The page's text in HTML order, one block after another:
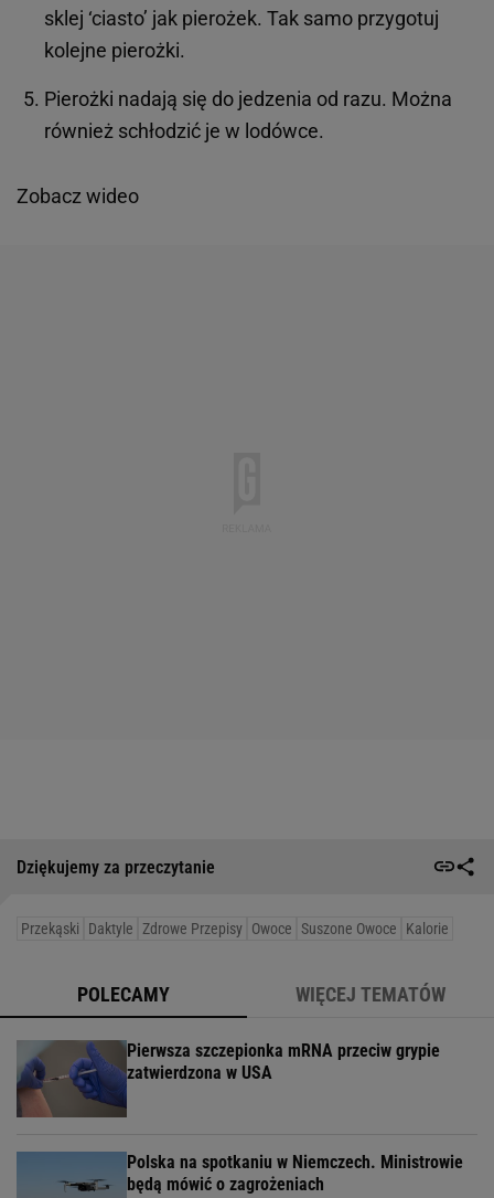
sklej ‘ciasto’ jak pierożek. Tak samo przygotuj
kolejne pierożki.
Pierożki nadają się do jedzenia od razu. Można
również schłodzić je w lodówce.
Zobacz wideo
Dziękujemy za przeczytanie
Przekąski Daktyle Zdrowe Przepisy Owoce Suszone Owoce Kalorie
POLECAMY WIĘCEJ TEMATÓW
Pierwsza szczepionka mRNA przeciw grypie
zatwierdzona w USA
Polska na spotkaniu w Niemczech. Ministrowie
będą mówić o zagrożeniach